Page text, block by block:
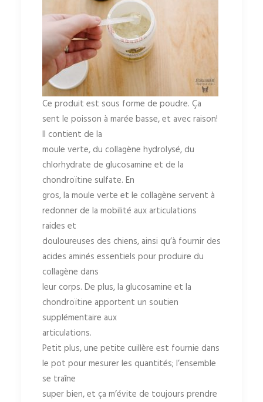
Ce produit est sous forme de poudre. Ça
sent le poisson à marée basse, et avec raison!
Il contient de la
moule verte, du collagène hydrolysé, du
chlorhydrate de glucosamine et de la
chondroïtine sulfate. En
gros, la moule verte et le collagène servent à
redonner de la mobilité aux articulations
raides et
douloureuses des chiens, ainsi qu’à fournir des
acides aminés essentiels pour produire du
collagène dans
leur corps. De plus, la glucosamine et la
chondroïtine apportent un soutien
supplémentaire aux
articulations.
Petit plus, une petite cuillère est fournie dans
le pot pour mesurer les quantités; l’ensemble
se traîne
super bien, et ça m’évite de toujours prendre